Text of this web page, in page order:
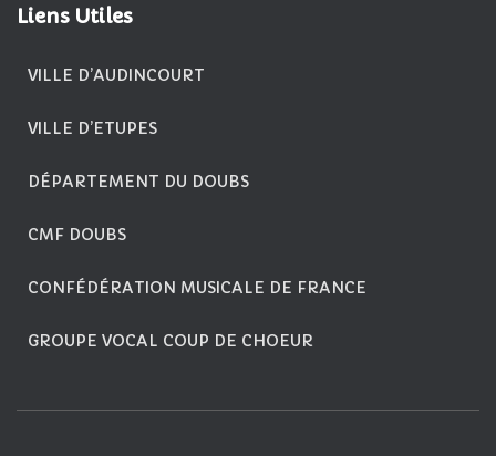
Liens Utiles
VILLE D’AUDINCOURT
VILLE D’ETUPES
DÉPARTEMENT DU DOUBS
CMF DOUBS
CONFÉDÉRATION MUSICALE DE FRANCE
GROUPE VOCAL COUP DE CHOEUR